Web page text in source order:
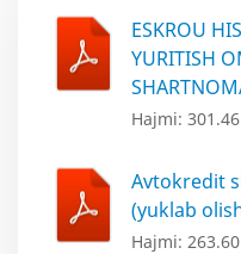
ESKROU
YURITISH
Hajmi:
Avtokredit
(yuklab
Hajmi: